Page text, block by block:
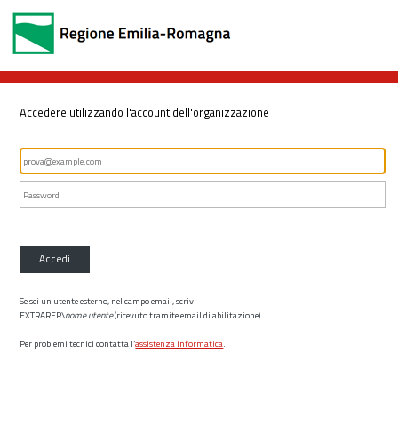
Accedere utilizzando l'account dell'organizzazione
Accedi
Se sei un utente esterno, nel campo email, scrivi
EXTRARER\nome utente(ricevuto tramite email di abilitazione)
Per problemi tecnici contatta l’assistenza informatica.